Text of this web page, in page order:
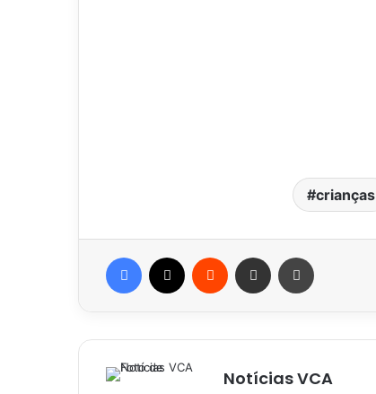
crianças
Facebook Reddit Compartilhar via e-mail
Notícias VCA